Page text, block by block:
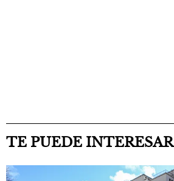
TE PUEDE INTERESAR